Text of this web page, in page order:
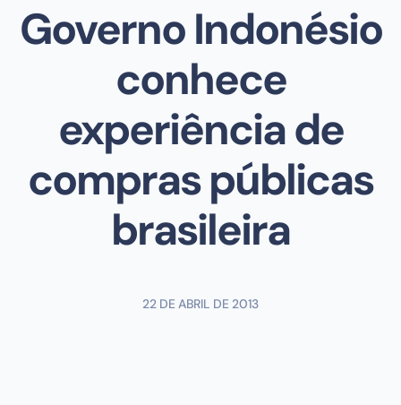
Governo Indonésio
conhece
experiência de
compras públicas
brasileira
22 DE ABRIL DE 2013